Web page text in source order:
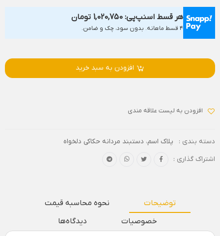
هر قسط اسنپ‌پی: 1,020,750 تومان
۴ قسط ماهانه. بدون سود، چک و ضامن.
افزودن به سبد خرید
افزودن به لیست علاقه مندی
دسته بندی : پلاک اسم، دستبند مردانه حکاکی دلخواه
اشتراک گذاری :
توضیحات
نحوه محاسبه قیمت
خصوصیات
دیدگاه‌ها